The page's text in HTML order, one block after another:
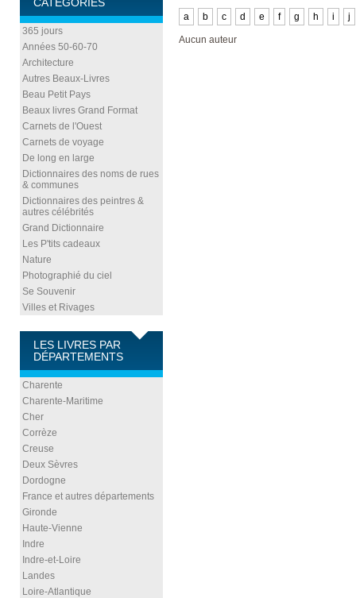
CATÉGORIES
365 jours
Années 50-60-70
Architecture
Autres Beaux-Livres
Beau Petit Pays
Beaux livres Grand Format
Carnets de l'Ouest
Carnets de voyage
De long en large
Dictionnaires des noms de rues
& communes
Dictionnaires des peintres &
autres célébrités
Grand Dictionnaire
Les P'tits cadeaux
Nature
Photographié du ciel
Se Souvenir
Villes et Rivages
LES LIVRES PAR
DÉPARTEMENTS
Charente
Charente-Maritime
Cher
Corrèze
Creuse
Deux Sèvres
Dordogne
France et autres départements
Gironde
Haute-Vienne
Indre
Indre-et-Loire
Landes
Loire-Atlantique
a
b c d e f g h i j
Aucun auteur